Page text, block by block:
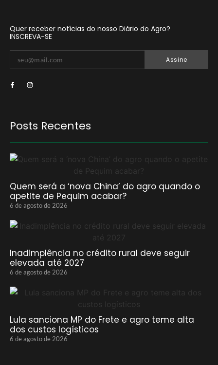
Quer receber notícias do nosso Diário do Agro?
INSCREVA-SE
Assine
Posts Recentes
Quem será a ‘nova China’ do agro quando o
apetite de Pequim acabar?
6 de agosto de 2026
Inadimplência no crédito rural deve seguir
elevada até 2027
6 de agosto de 2026
Lula sanciona MP do Frete e agro teme alta
dos custos logísticos
6 de agosto de 2026